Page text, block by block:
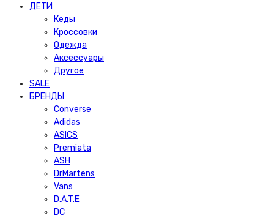
ДЕТИ
Кеды
Кроссовки
Одежда
Аксессуары
Другое
SALE
БРЕНДЫ
Converse
Adidas
ASICS
Premiata
ASH
DrMartens
Vans
D.A.T.E
DC